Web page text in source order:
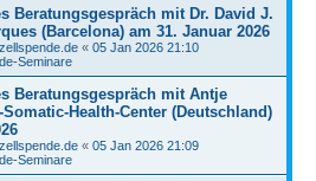
Beratungsgespräch mit Dr. David J.
(Barcelona) am 31. Januar 2026
« 05 Jan 2026 21:10
Seminare
Beratungsgespräch mit Antje
Health-Center (Deutschland)
« 05 Jan 2026 21:09
Seminare